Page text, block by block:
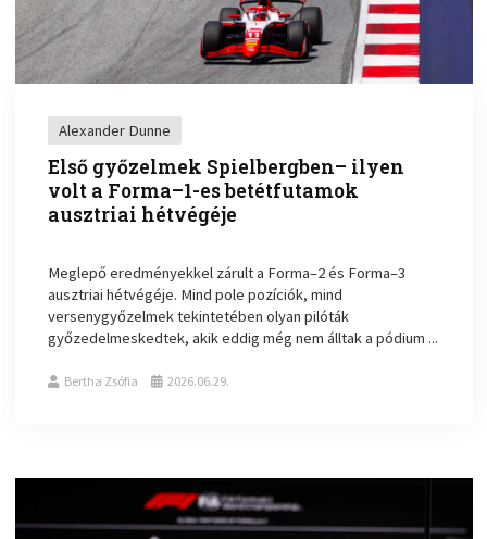
Alexander Dunne
Első győzelmek Spielbergben– ilyen
volt a Forma–1-es betétfutamok
ausztriai hétvégéje
Meglepő eredményekkel zárult a Forma–2 és Forma–3
ausztriai hétvégéje. Mind pole pozíciók, mind
versenygyőzelmek tekintetében olyan pilóták
győzedelmeskedtek, akik eddig még nem álltak a pódium ...
Bertha Zsófia 2026.06.29.